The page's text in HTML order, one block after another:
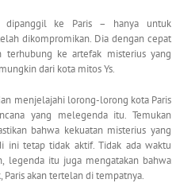
dipanggil ke Paris – hanya untuk
dikompromikan. Dia dengan cepat
ke artefak misterius yang
dari kota mitos Ys.
menjelajahi lorong-lorong kota Paris
yang melegenda itu. Temukan
bahwa kekuatan misterius yang
ini tetap tidak aktif. Tidak ada waktu
legenda itu juga mengatakan bahwa
Paris akan tertelan di tempatnya.